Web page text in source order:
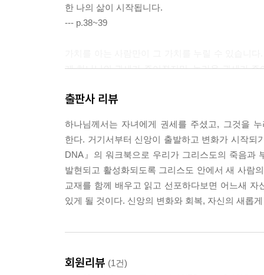
한 나의 삶이 시작됩니다.
--- p.38~39
게 하나님의 권세가 주어졌지만, 놀라운 권세가
--- p.83
예수님의 정체성은 매우 분명합니다. 예수님은
질 수 있었던 이유는 하나님을 너무 잘 아셨기 때
히 아셨습니다. 더 나아가 하나님과 나는 하나라
--- p.91
우리는 하나님의 형상으로 지음을 받았습니다.
--- p.92~93
출판사 리뷰
하나님께서는 자녀에게 권세를 주셨고, 그것을
한다. 거기서부터 신앙이 출발하고 변화가 시작
DNA』의 워크북으로 우리가 그리스도의 죽음과
발현되고 활성화되도록 그리스도 안에서 새 사람
교재를 함께 배우고 읽고 선포하다보면 어느새
있게 될 것이다. 신앙의 변화와 회복, 자신의 새롭
회원리뷰 (1건)